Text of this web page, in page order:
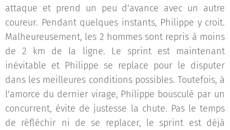
attaque et prend un peu d'avance avec un autre
coureur. Pendant quelques instants, Philippe y croit.
Malheureusement, les 2 hommes sont repris à moins
de 2 km de la ligne. Le sprint est maintenant
inévitable et Philippe se replace pour le disputer
dans les meilleures conditions possibles. Toutefois, à
l'amorce du dernier virage, Philippe bousculé par un
concurrent, évite de justesse la chute. Pas le temps
de réfléchir ni de se replacer, le sprint est déjà